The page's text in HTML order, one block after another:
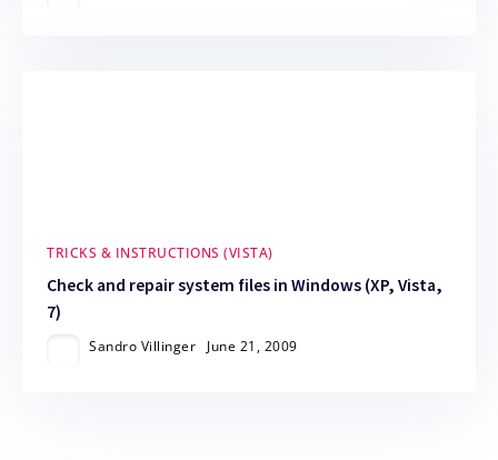
TRICKS & INSTRUCTIONS (VISTA)
Check and repair system files in Windows (XP, Vista,
7)
Sandro Villinger June 21, 2009